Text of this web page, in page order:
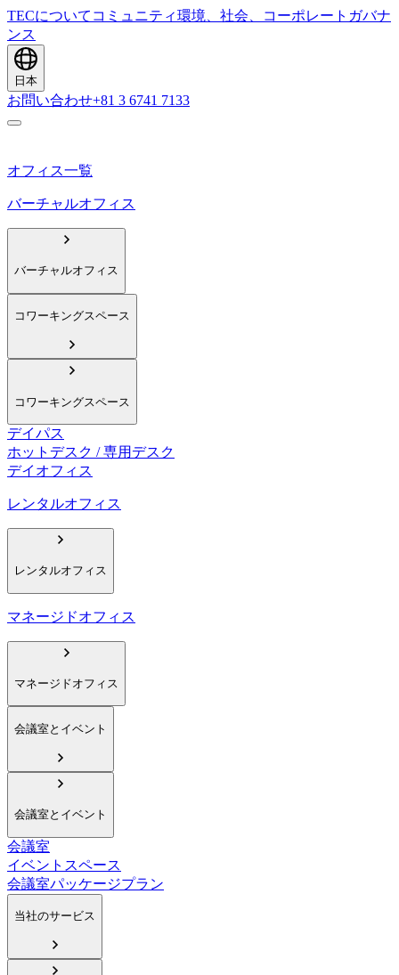
TECについて コミュニティ環境、社会、コーポレートガバナ
ンス
日本
お問い合わせ+81 3 6741 7133
オフィス一覧
バーチャルオフィス
バーチャルオフィス
コワーキングスペース
コワーキングスペース
デイパス
ホットデスク / 専用デスク
デイオフィス
レンタルオフィス
レンタルオフィス
マネージドオフィス
マネージドオフィス
会議室とイベント
会議室とイベント
会議室
イベントスペース
会議室パッケージプラン
当社のサービス